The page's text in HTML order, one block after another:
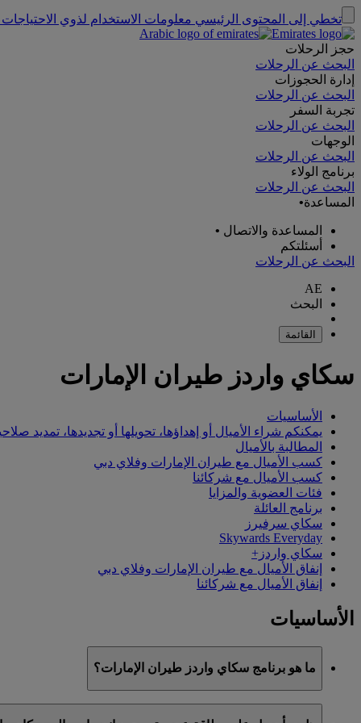
تخطي إلى المحتوى الرئيسي معلومات الاستخدام لذوي
حجز الرحلات
البحث عن الرحلات
إدارة الحجوزات
البحث عن الرحلات
تجربة السفر
البحث عن الرحلات
الوجهات
البحث عن الرحلات
برنامج الولاء
البحث عن الرحلات
المساعدة•
المساعدة والاتصال •
أسئلتكم
البحث عن الرحلات
AE
البحث
القائمة
سكاي واردز طيران الإمارات
الأساسيات
يمكنكم شراء الأميال أو إهداؤها، تحويلها أو تجديدها، تمديد
المطالبة بالأميال
كسب الأميال مع طيران الإمارات وفلاي دبي
كسب الأميال مع شركائنا
فئات العضوية والمزايا
برنامج العائلة
سكاي سرفيرز
Skywards Everyday
سكاي واردز+
إنفاق الأميال مع طيران الإمارات وفلاي دبي
إنفاق الأميال مع شركائنا
الأساسيات
ما هو برنامج سكاي واردز طيران الإمارات؟
سكاي واردز طيران الإمارات هو برنامج الولاء التابع لطيران الإمارات وفلاي